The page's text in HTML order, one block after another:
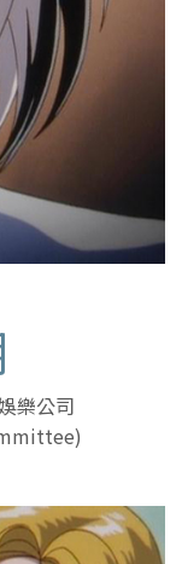
樂公司